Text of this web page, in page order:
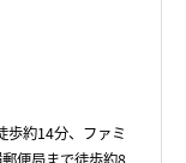
歩約14分、ファミ